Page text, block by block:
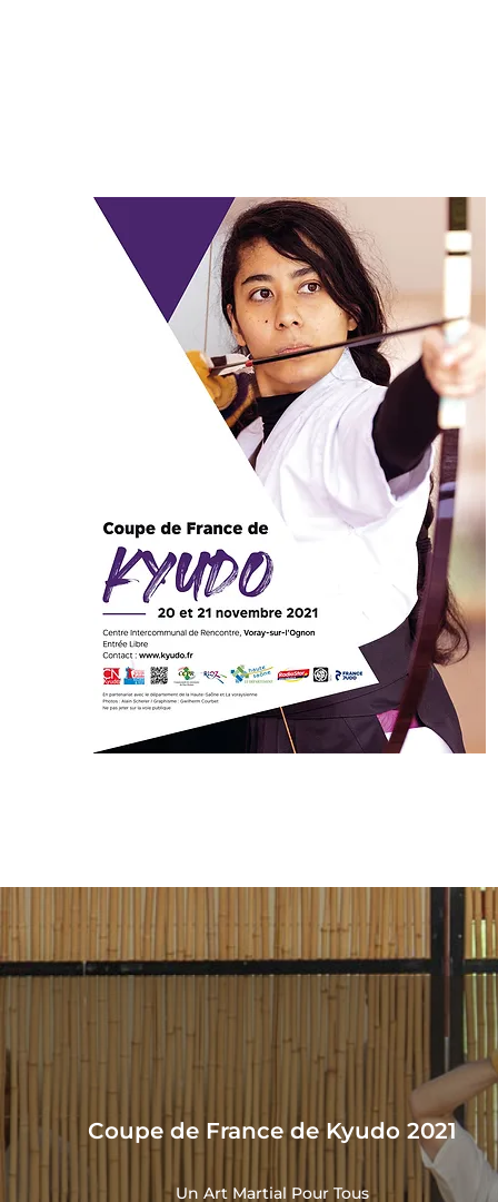
Coupe de France de Kyudo 2021
Un Art Martial Pour Tous